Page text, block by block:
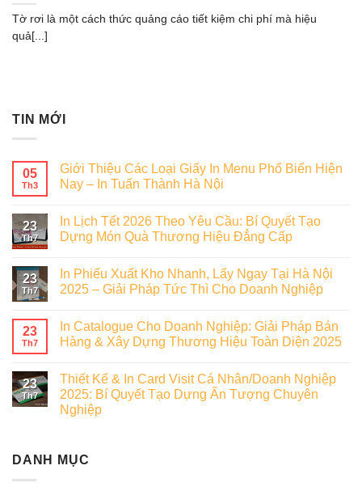
Tờ rơi là một cách thức quảng cáo tiết kiệm chi phí mà hiệu
quả[...]
TIN MỚI
05
Th3
Giới Thiệu Các Loại Giấy In Menu Phổ Biến Hiện
Nay – In Tuấn Thành Hà Nội
23
Th7
In Lịch Tết 2026 Theo Yêu Cầu: Bí Quyết Tạo
Dựng Món Quà Thương Hiệu Đẳng Cấp
23
Th7
In Phiếu Xuất Kho Nhanh, Lấy Ngay Tại Hà Nội
2025 – Giải Pháp Tức Thì Cho Doanh Nghiệp
23
Th7
In Catalogue Cho Doanh Nghiệp: Giải Pháp Bán
Hàng & Xây Dựng Thương Hiệu Toàn Diện 2025
23
Th7
Thiết Kế & In Card Visit Cá Nhân/Doanh Nghiệp
2025: Bí Quyết Tạo Dựng Ấn Tượng Chuyên
Nghiệp
DANH MỤC